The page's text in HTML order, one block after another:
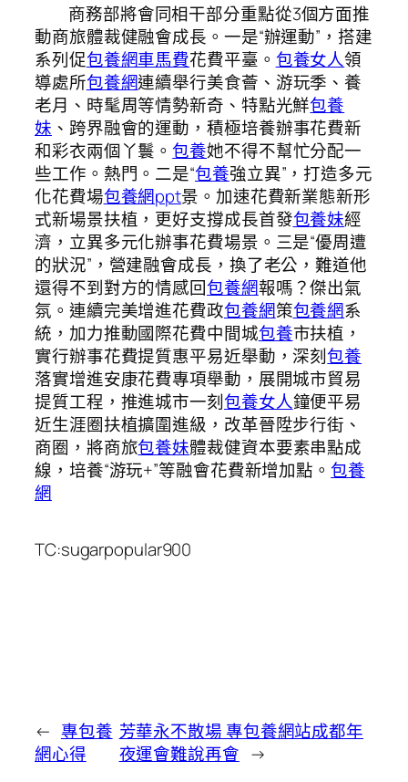
商務部將會同相干部分重點從3個方面推
動商旅體裁健融會成長。一是“辦運動”，搭建
系列促包養網車馬費花費平臺。 包養女人領
導處所包養網連續舉行美食薈、游玩季、養
老月、時髦周等情勢新奇、特點光鮮包養
妹 、跨界融會的運動，積極培養辦事花費新
和彩衣兩個丫鬟。包養她不得不幫忙分配一
些工作。熱門。二是“包養強立異”，打造多元
化花費場包養網ppt景。加速花費新業態新形
式新場景扶植，更好支撐成長首發包養妹經
濟，立異多元化辦事花費場景。三是“優周遭
的狀況”，營建融會成長，換了老公，難道他
還得不到對方的情感回包養網報嗎？傑出氣
氛。連續完美增進花費政包養網策包養網系
統，加力推動國際花費中間城包養市扶植，
實行辦事花費提質惠平易近舉動，深刻包養
落實增進安康花費專項舉動，展開城市貿易
提質工程，推進城市一刻包養女人鐘便平易
近生涯圈扶植擴圍進級，改革晉陞步行街、
商圈，將商旅包養妹體裁健資本要素串點成
線，培養“游玩+”等融會花費新增加點。包養
網
TC:sugarpopular900
← 專包養
網心得
芳華永不散場 專包養網站成都年
夜運會難說再會 →